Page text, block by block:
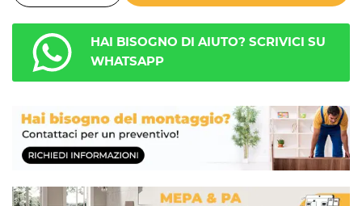
HAI BISOGNO DI AIUTO? SCRIVICI SU
WHATSAPP